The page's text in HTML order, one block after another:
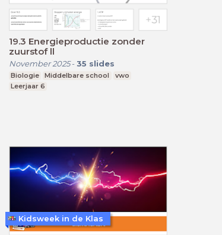
19.3 Energieproductie zonder
zuurstof ll
November 2025- 35 slides
Biologie Middelbare school
vwo
Leerjaar 6
Kidsweek in de Klas